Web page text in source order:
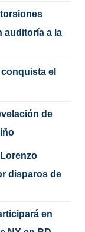
auditoría a la
el
de
disparos de
en